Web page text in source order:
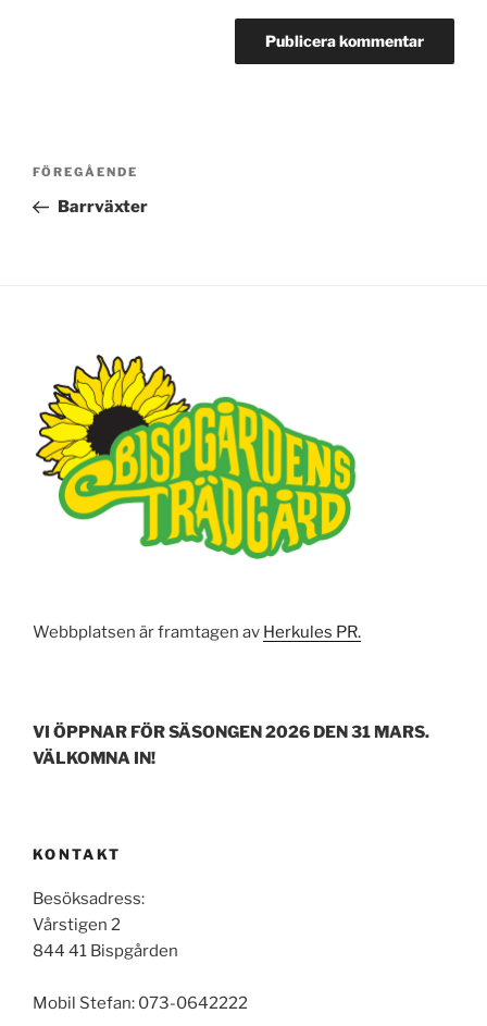
Inläggsnavigering
Föregående
inlägg
FÖREGÅENDE
Barrväxter
Webbplatsen är framtagen av Herkules PR.
VI ÖPPNAR FÖR SÄSONGEN 2026 DEN 31 MARS.
VÄLKOMNA IN!
KONTAKT
Besöksadress:
Vårstigen 2
844 41 Bispgården
Mobil Stefan: 073-0642222